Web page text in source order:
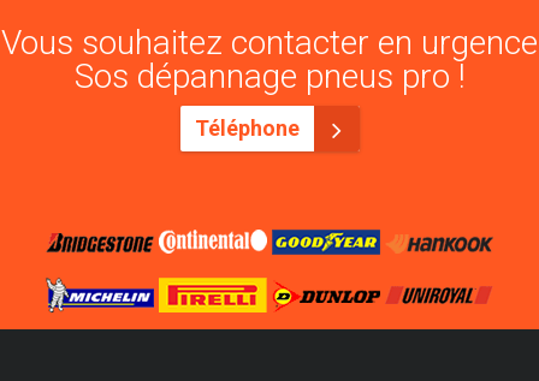
Vous souhaitez contacter en urgence
Sos dépannage pneus pro !
Téléphone